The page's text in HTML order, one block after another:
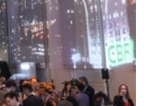
Anzeigen zu
Medien anbieten
Website zu
zu Ihrer
Partner für